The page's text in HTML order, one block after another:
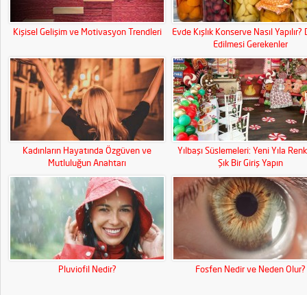
Kişisel Gelişim ve Motivasyon Trendleri
Evde Kışlık Konserve Nasıl Yapılır?
Edilmesi Gerekenler
Kadınların Hayatında Özgüven ve
Mutluluğun Anahtarı
Yılbaşı Süslemeleri: Yeni Yıla
Şık Bir Giriş Yapın
Pluviofil Nedir? Fosfen Nedir ve Neden Olur?